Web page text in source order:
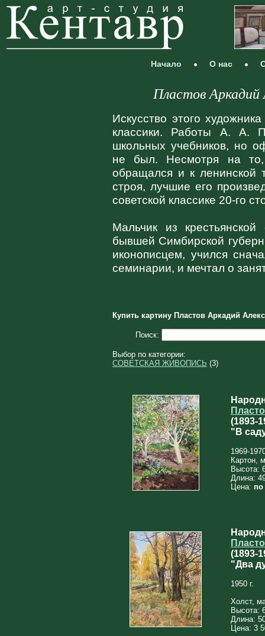
Начало О нас
Пластов Аркадий
Искусство этого
классики. Работы А. А.
школьных учебников, но
не был. Несмотря на то,
обращался и к ленинской
строя, лучшие его
советской классике 20-го
Мальчик из
бывшей Симбирской
иконописцем, учился
семинарии, и мечтал о
Купить картину Пластов Аркадий
Поиск:
Выбор по категории:
СОВЕТСКАЯ ЖИВОПИСЬ (3)
"В
1969-
Картон,
Высота:
Длина:
Цена: по
"Два
1950 г.
Холст,
Высота:
Длина:
Цена: 3